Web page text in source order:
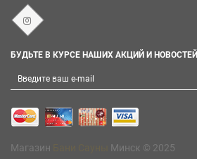
БУДЬТЕ В КУРСЕ НАШИХ АКЦИЙ И НОВОСТЕЙ
Магазин Минск © 2025